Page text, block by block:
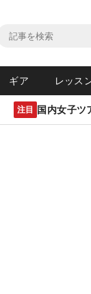
ギア レッス
注目 国内女子ツ